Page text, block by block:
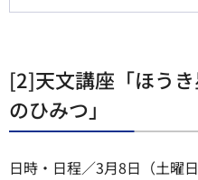
[2]天文講座「ほう
のひみつ」
日時・日程／3月8日（土曜